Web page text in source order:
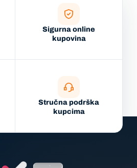
Sigurna online
kupovina
Stručna podrška
kupcima